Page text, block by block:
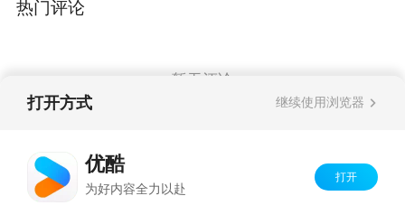
热门评论
暂无评论
打开方式 继续使用浏览器
优酷
为好内容全力以赴
打开